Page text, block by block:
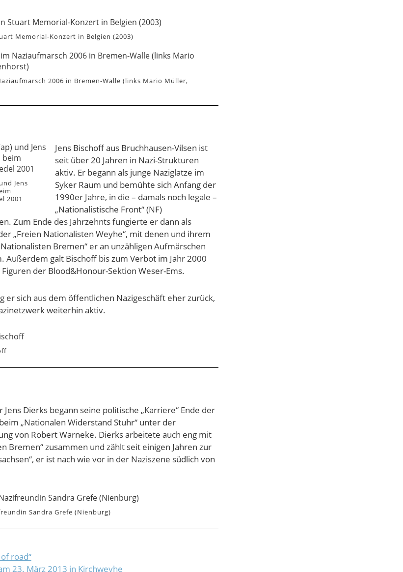
Memorial-Konzert in Belgien (2003)
2006 in Bremen-Walle (links Mario Müller,
Jens
2001
Jens Bischoff aus Bruchhausen-Vilsen ist
seit über 20 Jahren in Nazi-Strukturen
aktiv. Er begann als junge Naziglatze im
Syker Raum und bemühte sich Anfang der
1990er Jahre, in die – damals noch legale –
„Nationalistische Front“ (NF)
Zum Ende des Jahrzehnts fungierte er dann als
„Freien Nationalisten Weyhe“, mit denen und ihrem
Bremen“ er an unzähligen Aufmärschen
Außerdem galt Bischoff bis zum Verbot im Jahr 2000
der Blood&Honour-Sektion Weser-Ems.
er sich aus dem öffentlichen Nazigeschäft eher zurück,
weiterhin aktiv.
Dierks begann seine politische „Karriere“ Ende der
„Nationalen Widerstand Stuhr“ unter der
von Robert Warneke. Dierks arbeitete auch eng mit
Bremen“ zusammen und zählt seit einigen Jahren zur
er ist nach wie vor in der Naziszene südlich von
Sandra Grefe (Nienburg)
road“
23. März 2013 in Kirchweyhe